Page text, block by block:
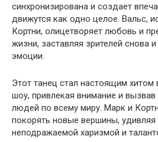
синхронизирована и создает
движутся как одно целое. Вальс,
Кортни, олицетворяет любовь и
жизни, заставляя зрителей снова
эмоции.
Этот танец стал настоящим хитом
шоу, привлекая внимание и
людей по всему миру. Марк и
покорять новые вершины, удивляя
неподражаемой харизмой и